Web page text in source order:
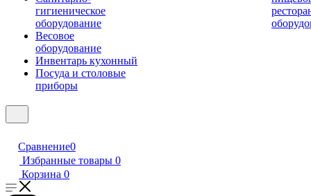
гигиеническое
оборудование
Весовое
оборудование
Инвентарь кухонный
Посуда и столовые
приборы
Сравнение0
Избранные товары 0
Корзина 0